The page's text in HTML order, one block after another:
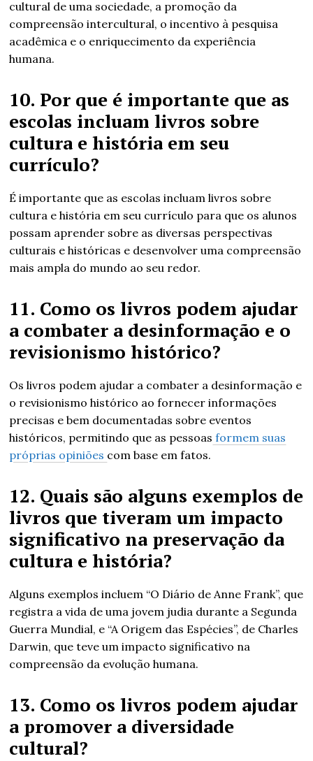
cultural de uma sociedade, a promoção da
compreensão intercultural, o incentivo à pesquisa
acadêmica e o enriquecimento da experiência
humana.
10. Por que é importante que as
escolas incluam livros sobre
cultura e história em seu
currículo?
É importante que as escolas incluam livros sobre
cultura e história em seu currículo para que os alunos
possam aprender sobre as diversas perspectivas
culturais e históricas e desenvolver uma compreensão
mais ampla do mundo ao seu redor.
11. Como os livros podem ajudar
a combater a desinformação e o
revisionismo histórico?
Os livros podem ajudar a combater a desinformação e
o revisionismo histórico ao fornecer informações
precisas e bem documentadas sobre eventos
históricos, permitindo que as pessoas formem suas
próprias opiniões com base em fatos.
12. Quais são alguns exemplos de
livros que tiveram um impacto
significativo na preservação da
cultura e história?
Alguns exemplos incluem “O Diário de Anne Frank”, que
registra a vida de uma jovem judia durante a Segunda
Guerra Mundial, e “A Origem das Espécies”, de Charles
Darwin, que teve um impacto significativo na
compreensão da evolução humana.
13. Como os livros podem ajudar
a promover a diversidade
cultural?